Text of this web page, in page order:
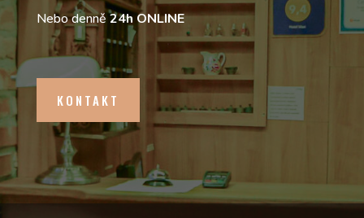
Nebo denně24h ONLINE
KONTAKT